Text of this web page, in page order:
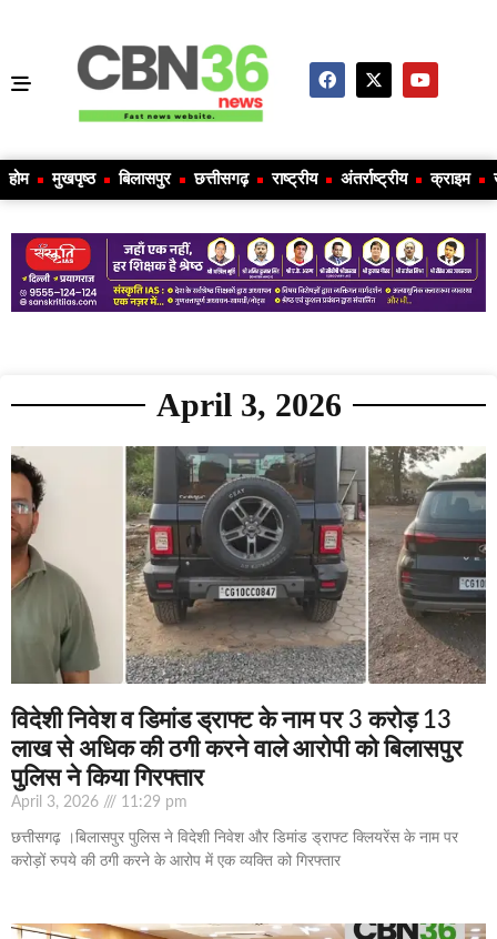
होम मुखपृष्ठ बिलासपुर छत्तीसगढ़ राष्ट्रीय अंतर्राष्ट्रीय क्राइम
April 3, 2026
विदेशी निवेश व डिमांड ड्राफ्ट के नाम पर 3 करोड़ 13
लाख से अधिक की ठगी करने वाले आरोपी को बिलासपुर
पुलिस ने किया गिरफ्तार
April 3, 2026 11:29 pm
छत्तीसगढ़ ।बिलासपुर पुलिस ने विदेशी निवेश और डिमांड ड्राफ्ट क्लियरेंस के नाम पर
करोड़ों रुपये की ठगी करने के आरोप में एक व्यक्ति को गिरफ्तार